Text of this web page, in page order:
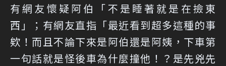
有網友懷疑阿伯「不是睡著就是在撿東
西」；有網友直指「最近看到超多這種的事
欸！而且不論下來是阿伯還是阿姨，下車第
一句話就是怪後車為什麼撞他！？是先兇先